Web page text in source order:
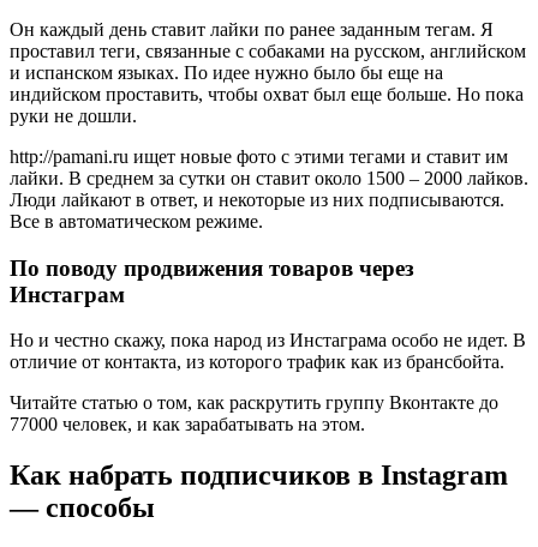
Он каждый день ставит лайки по ранее заданным тегам. Я
проставил теги, связанные с собаками на русском, английском
и испанском языках. По идее нужно было бы еще на
индийском проставить, чтобы охват был еще больше. Но пока
руки не дошли.
http://pamani.ru ищет новые фото с этими тегами и ставит им
лайки. В среднем за сутки он ставит около 1500 – 2000 лайков.
Люди лайкают в ответ, и некоторые из них подписываются.
Все в автоматическом режиме.
По поводу продвижения товаров через
Инстаграм
Но и честно скажу, пока народ из Инстаграма особо не идет. В
отличие от контакта, из которого трафик как из брансбойта.
Читайте статью о том, как раскрутить группу Вконтакте до
77000 человек, и как зарабатывать на этом.
Как набрать подписчиков в Instagram
— способы